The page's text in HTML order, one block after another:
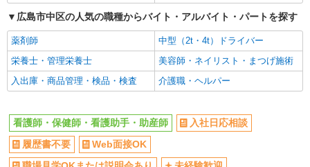
広島市中区の人気の職種からバイト・アルバイト・パートを探す
薬剤師
中型（2t・4t）ドライバー
栄養士・管理栄養士
美容師・ネイリスト・まつげ施術
入出庫・商品管理・検品・検査
介護職・ヘルパー
看護師・保健師・看護助手・助産師
入社日応相談
履歴書不要
Web面接OK